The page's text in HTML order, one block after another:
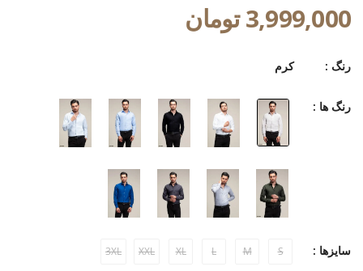
3,999,000 تومان
رنگ : کرم
رنگ ها :
سایزها : S
M
L
XL
XXL
3XL